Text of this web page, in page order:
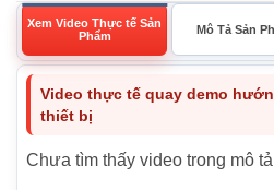
Xem Video Thực tế Sản
Phẩm
Mô Tả Sản
Video thực tế quay demo
thiết bị
Chưa tìm thấy video trong mô